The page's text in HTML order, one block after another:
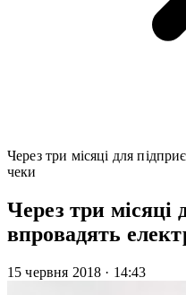
Через три місяці для
чеки
Через три місяці
впровадять
15 червня 2018 · 14:43